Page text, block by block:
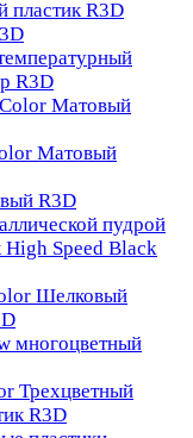
пластик R3D
R3D
Матовый
Матовый
R3D
пудрой
High Speed Black
Шелковый
многоцветный
Трехцветный
R3D